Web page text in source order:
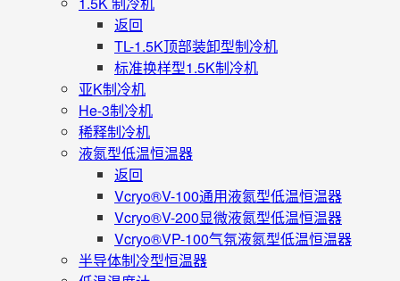
返回
TL-1.5K顶部装卸型制冷机
标准换样型1.5K制冷机
亚K制冷机
He-3制冷机
稀释制冷机
液氮型低温恒温器
返回
Vcryo®V-100通用液氮型低温恒温器
Vcryo®V-200显微液氮型低温恒温器
Vcryo®VP-100气氛液氮型低温恒温器
半导体制冷型恒温器